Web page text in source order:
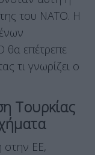
του ΝΑΤΟ. Η
επέτρεπε
τι γνωρίζει ο
Τουρκίας
στην ΕΕ,